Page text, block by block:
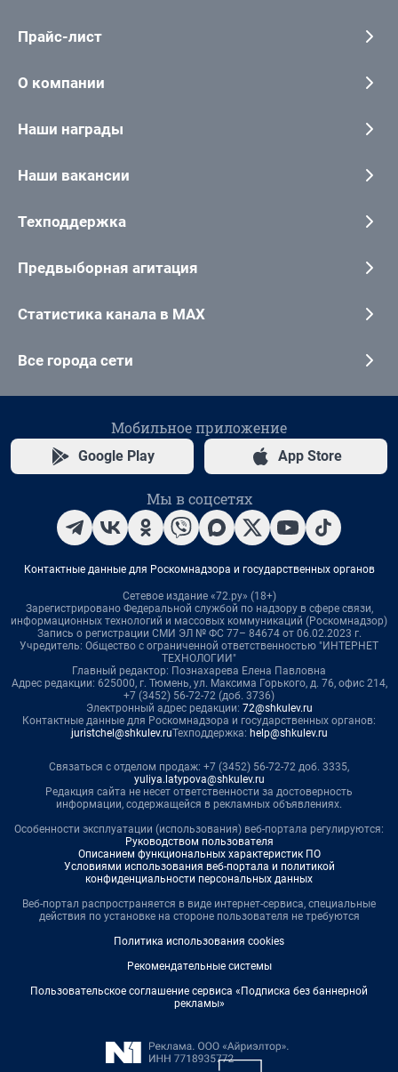
Прайс-лист
О компании
Наши награды
Наши вакансии
Техподдержка
Предвыборная агитация
Статистика канала в MAX
Все города сети
Мобильное приложение
Google Play App Store
Мы в соцсетях
Контактные данные для Роскомнадзора и государственных органов
Сетевое издание «72.ру» (18+)
Зарегистрировано Федеральной службой по надзору в сфере связи,
информационных технологий и массовых коммуникаций (Роскомнадзор)
Запись о регистрации СМИ ЭЛ № ФС 77– 84674 от 06.02.2023 г.
Учредитель: Общество с ограниченной ответственностью "ИНТЕРНЕТ
ТЕХНОЛОГИИ"
Главный редактор: Познахарева Елена Павловна
Адрес редакции: 625000, г. Тюмень, ул. Максима Горького, д. 76, офис 214,
+7 (3452) 56-72-72 (доб. 3736)
Электронный адрес редакции: 72@shkulev.ru
Контактные данные для Роскомнадзора и государственных органов:
juristchel@shkulev.ruТехподдержка: help@shkulev.ru
Связаться с отделом продаж: +7 (3452) 56-72-72 доб. 3335,
yuliya.latypova@shkulev.ru
Редакция сайта не несет ответственности за достоверность
информации, содержащейся в рекламных объявлениях.
Особенности эксплуатации (использования) веб-портала регулируются:
Руководством пользователя
Описанием функциональных характеристик ПО
Условиями использования веб-портала и политикой
конфиденциальности персональных данных
Веб-портал распространяется в виде интернет-сервиса, специальные
действия по установке на стороне пользователя не требуются
Политика использования cookies
Рекомендательные системы
Пользовательское соглашение сервиса «Подписка без баннерной
рекламы»